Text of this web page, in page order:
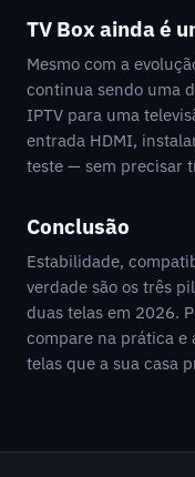
TV Box ainda é
Mesmo com a
continua sendo uma
IPTV para uma
entrada HDMI,
teste — sem precisar
Conclusão
Estabilidade,
verdade são os três
duas telas em 2026.
compare na prática e
telas que a sua casa